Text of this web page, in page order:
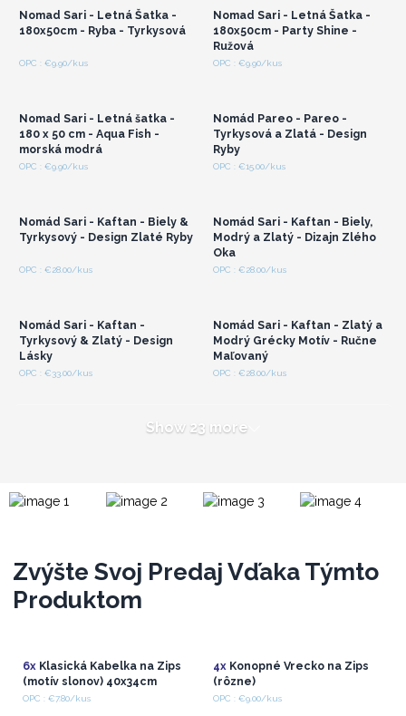
Nomad Sari - Letná Šatka -
180x50cm - Ryba - Tyrkysová
OPC : €9.90/kus
Nomad Sari - Letná Šatka -
180x50cm - Party Shine -
Ružová
OPC : €9.90/kus
Prihláste sa alebo
Nomad Sari - Letná šatka -
180 x 50 cm - Aqua Fish -
morská modrá
OPC : €9.90/kus
Prihláste sa alebo
Nomád Pareo - Pareo -
Tyrkysová a Zlatá - Design
Ryby
OPC : €15.00/kus
Prihláste sa alebo
Nomád Sari - Kaftan - Biely &
Tyrkysový - Design Zlaté Ryby
OPC : €28.00/kus
Prihláste sa alebo
Nomád Sari - Kaftan - Biely,
Modrý a Zlatý - Dizajn Zlého
Oka
OPC : €28.00/kus
Prihláste sa alebo
Nomád Sari - Kaftan -
Tyrkysový & Zlatý - Design
Lásky
OPC : €33.00/kus
Prihláste sa alebo
Nomád Sari - Kaftan - Zlatý a
Modrý Grécky Motív - Ručne
Maľovaný
OPC : €28.00/kus
Show 23 more
Zvýšte Svoj Predaj Vďaka Týmto
Produktom
6xKlasická Kabelka na Zips
(motív slonov) 40x34cm
OPC : €7.80/kus
4xKonopné Vrecko na Zips
(rôzne)
OPC : €9.00/kus